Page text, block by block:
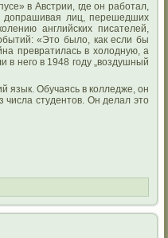
в Австрии, где он работал,
допрашивая лиц, перешедших
английских писателей,
«Это было, как если бы
превратилась в холодную, а
в него в 1948 году „воздушный
язык. Обучаясь в колледже, он
числа студентов. Он делал это